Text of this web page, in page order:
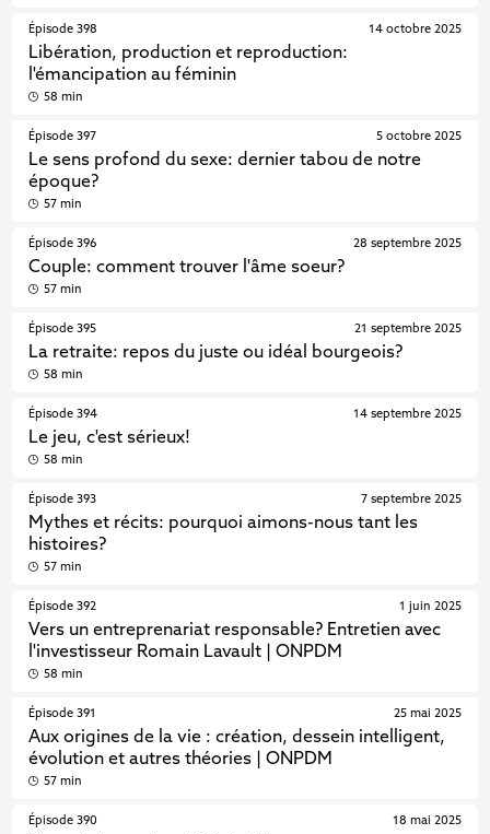
Épisode 398
Libération, production et reproduction:
l'émancipation au féminin
14 octobre 2025
58 min
Épisode 397
Le sens profond du sexe: dernier tabou de notre
époque?
5 octobre 2025
57 min
Épisode 396
Couple: comment trouver l'âme soeur?
28 septembre 2025
57 min
Épisode 395
La retraite: repos du juste ou idéal bourgeois?
21 septembre 2025
58 min
Épisode 394
Le jeu, c'est sérieux!
14 septembre 2025
58 min
Épisode 393
Mythes et récits: pourquoi aimons-nous tant les
histoires?
7 septembre 2025
57 min
Épisode 392
Vers un entreprenariat responsable? Entretien avec
l'investisseur Romain Lavault | ONPDM
1 juin 2025
58 min
Épisode 391
Aux origines de la vie : création, dessein intelligent,
évolution et autres théories | ONPDM
25 mai 2025
57 min
Épisode 390 18 mai 2025